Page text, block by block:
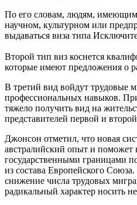
По его словам, людям, имеющим
научном, культурном или
выдаваться виза типа
Второй тип виз коснется
которые имеют предложения о
В третий вид войдут трудовые
профессиональных навыков.
тяжело получить вид на
представителей первой и
Джонсон отметил, что новая
австралийский опыт и поможет
государственными границами
из состава Европейского
снижение числа трудовых
радикальный характер носить не